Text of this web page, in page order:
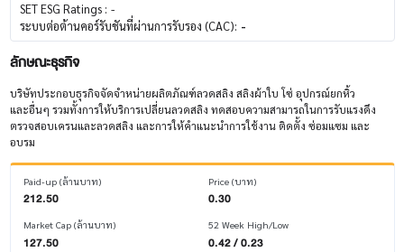
SET ESG Ratings : -
ระบบต่อต้านคอร์รับชันที่ผ่านการรับรอง (CAC): -
ลักษณะธุรกิจ
บริษัทประกอบธุรกิจจัดจำหน่ายผลิตภัณฑ์ลวดสลิง สลิงผ้าใบ โซ่ อุปกรณ์ยกหิ้ว
และอื่นๆ รวมทั้งการให้บริการเปลี่ยนลวดสลิง ทดสอบความสามารถในการรับแรงดึง
ตรวจสอบเครนและลวดสลิง และการให้คำแนะนำการใช้งาน ติดตั้ง ซ่อมแซม และ
อบรม
Paid-up (ล้านบาท)
212.50
Market Cap (ล้านบาท)
127.50
Price (บาท)
0.30
52 Week High/Low
0.42 / 0.23